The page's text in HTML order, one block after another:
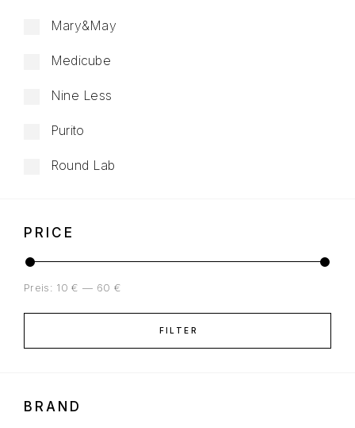
Mary&May
Medicube
Nine Less
Purito
Round Lab
PRICE
FILTER
Preis: 10 € — 60 €
BRAND